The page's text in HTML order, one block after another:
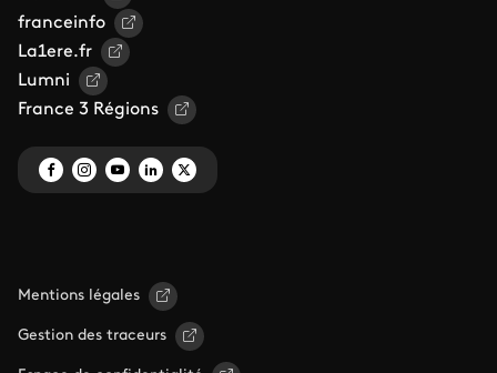
franceinfo
La1ere.fr
Lumni
France 3 Régions
Mentions légales
Gestion des traceurs